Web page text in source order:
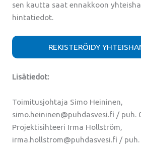
sen kautta saat ennakkoon
hintatiedot.
REKISTERÖIDY
Lisätiedot:
Toimitusjohtaja Simo Heininen,
simo.heininen@puhdasvesi.fi / puh.
Projektisihteeri Irma Hollström,
irma.hollstrom@puhdasvesi.fi /